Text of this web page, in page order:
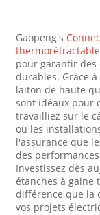
Gaopeng's
pour garantir des
durables. Grâce
laiton de haute
sont idéaux pour
travailliez sur le
ou les
l'assurance que
des
Investissez dès
étanches à gaine
différence que la
vos projets